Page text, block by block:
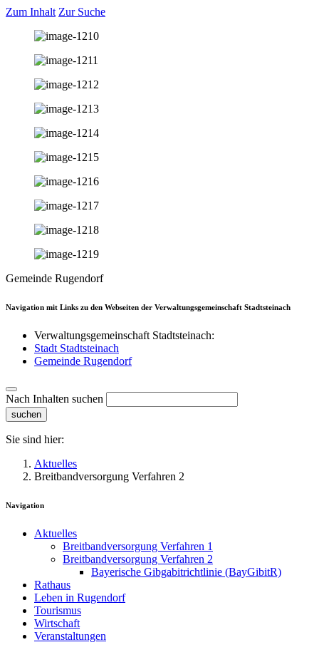
Zum Inhalt Zur Suche
Gemeinde Rugendorf
Navigation mit Links zu den Webseiten der Verwaltungsgemeinschaft Stadtsteinach
Verwaltungsgemeinschaft Stadtsteinach:
Stadt Stadtsteinach
Gemeinde Rugendorf
Nach Inhalten suchen
suchen
Sie sind hier:
Aktuelles
Breitbandversorgung Verfahren 2
Navigation
Aktuelles
Breitbandversorgung Verfahren 1
Breitbandversorgung Verfahren 2
Bayerische Gibgabitrichtlinie (BayGibitR)
Rathaus
Leben in Rugendorf
Tourismus
Wirtschaft
Veranstaltungen